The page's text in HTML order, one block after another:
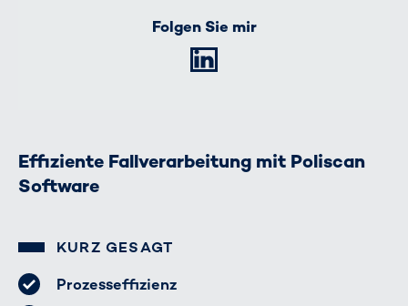
Folgen Sie mir
Effiziente Fallverarbeitung mit Poliscan
Software
KURZ GESAGT
Prozesseffizienz